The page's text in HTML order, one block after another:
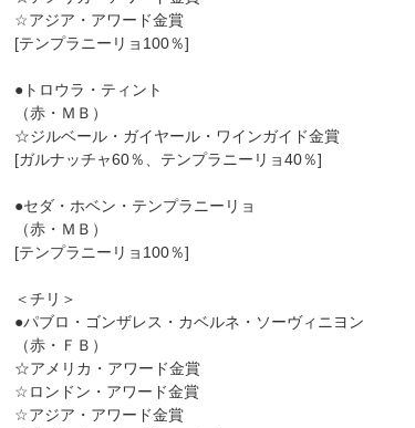
☆アジア・アワード金賞
[テンプラニーリョ100％]
●トロウラ・ティント
（赤・ＭＢ）
☆ジルベール・ガイヤール・ワインガイド金賞
[ガルナッチャ60％、テンプラニーリョ40％]
●セダ・ホベン・テンプラニーリョ
（赤・ＭＢ）
[テンプラニーリョ100％]
＜チリ＞
●パブロ・ゴンザレス・カベルネ・ソーヴィニヨン
（赤・ＦＢ）
☆アメリカ・アワード金賞
☆ロンドン・アワード金賞
☆アジア・アワード金賞